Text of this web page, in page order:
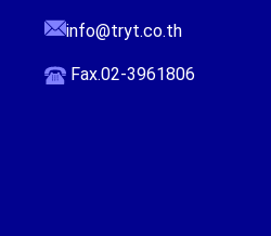
info@tryt.co.th
Fax.02-3961806